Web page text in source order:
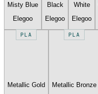
Misty Blue
Elegoo
Black
Elegoo
White
Elegoo
PLA
Metallic Gold
PLA
Metallic Bronze